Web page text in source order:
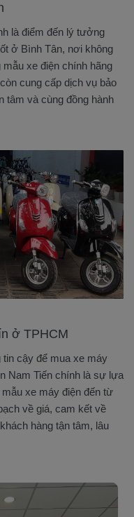
là điểm đến lý tưởng
ở Bình Tân, nơi không
xe điện chính hãng
cung cấp dịch vụ bảo
tâm và cùng đồng hành
ở TPHCM
cậy để mua xe máy
Nam Tiến chính là sự lựa
xe máy điện đến từ
về giá, cam kết về
hàng tận tâm, lâu